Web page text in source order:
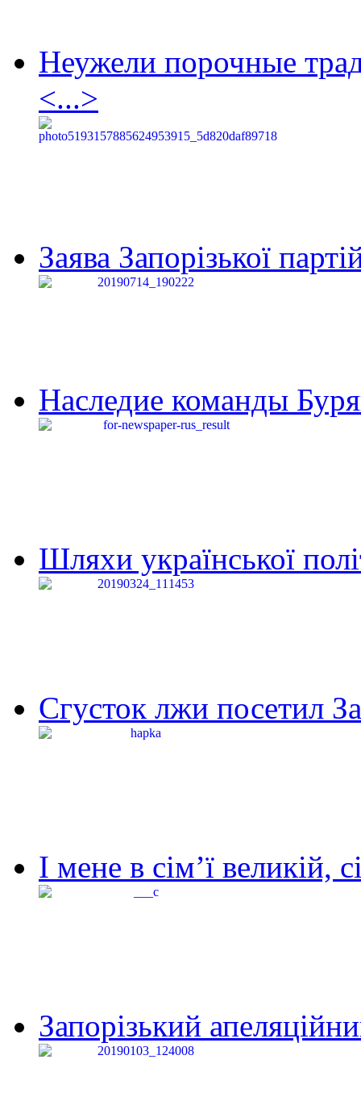
Неужели порочные
<...>
Заява Запорізької
Наследие команды
Шляхи української
Сгусток лжи посетил
І мене в сім’ї великій,
Запорізький